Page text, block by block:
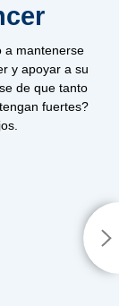
a mantenerse
y apoyar a su
de que tanto
fuertes?